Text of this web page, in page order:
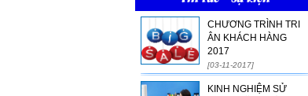
CHƯƠNG TRÌNH TRI
ÂN KHÁCH HÀNG
2017
[03-11-2017]
KINH NGHIỆM SỬ